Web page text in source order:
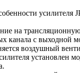
усилителя
на
канала с выходной
воздушный
установлен